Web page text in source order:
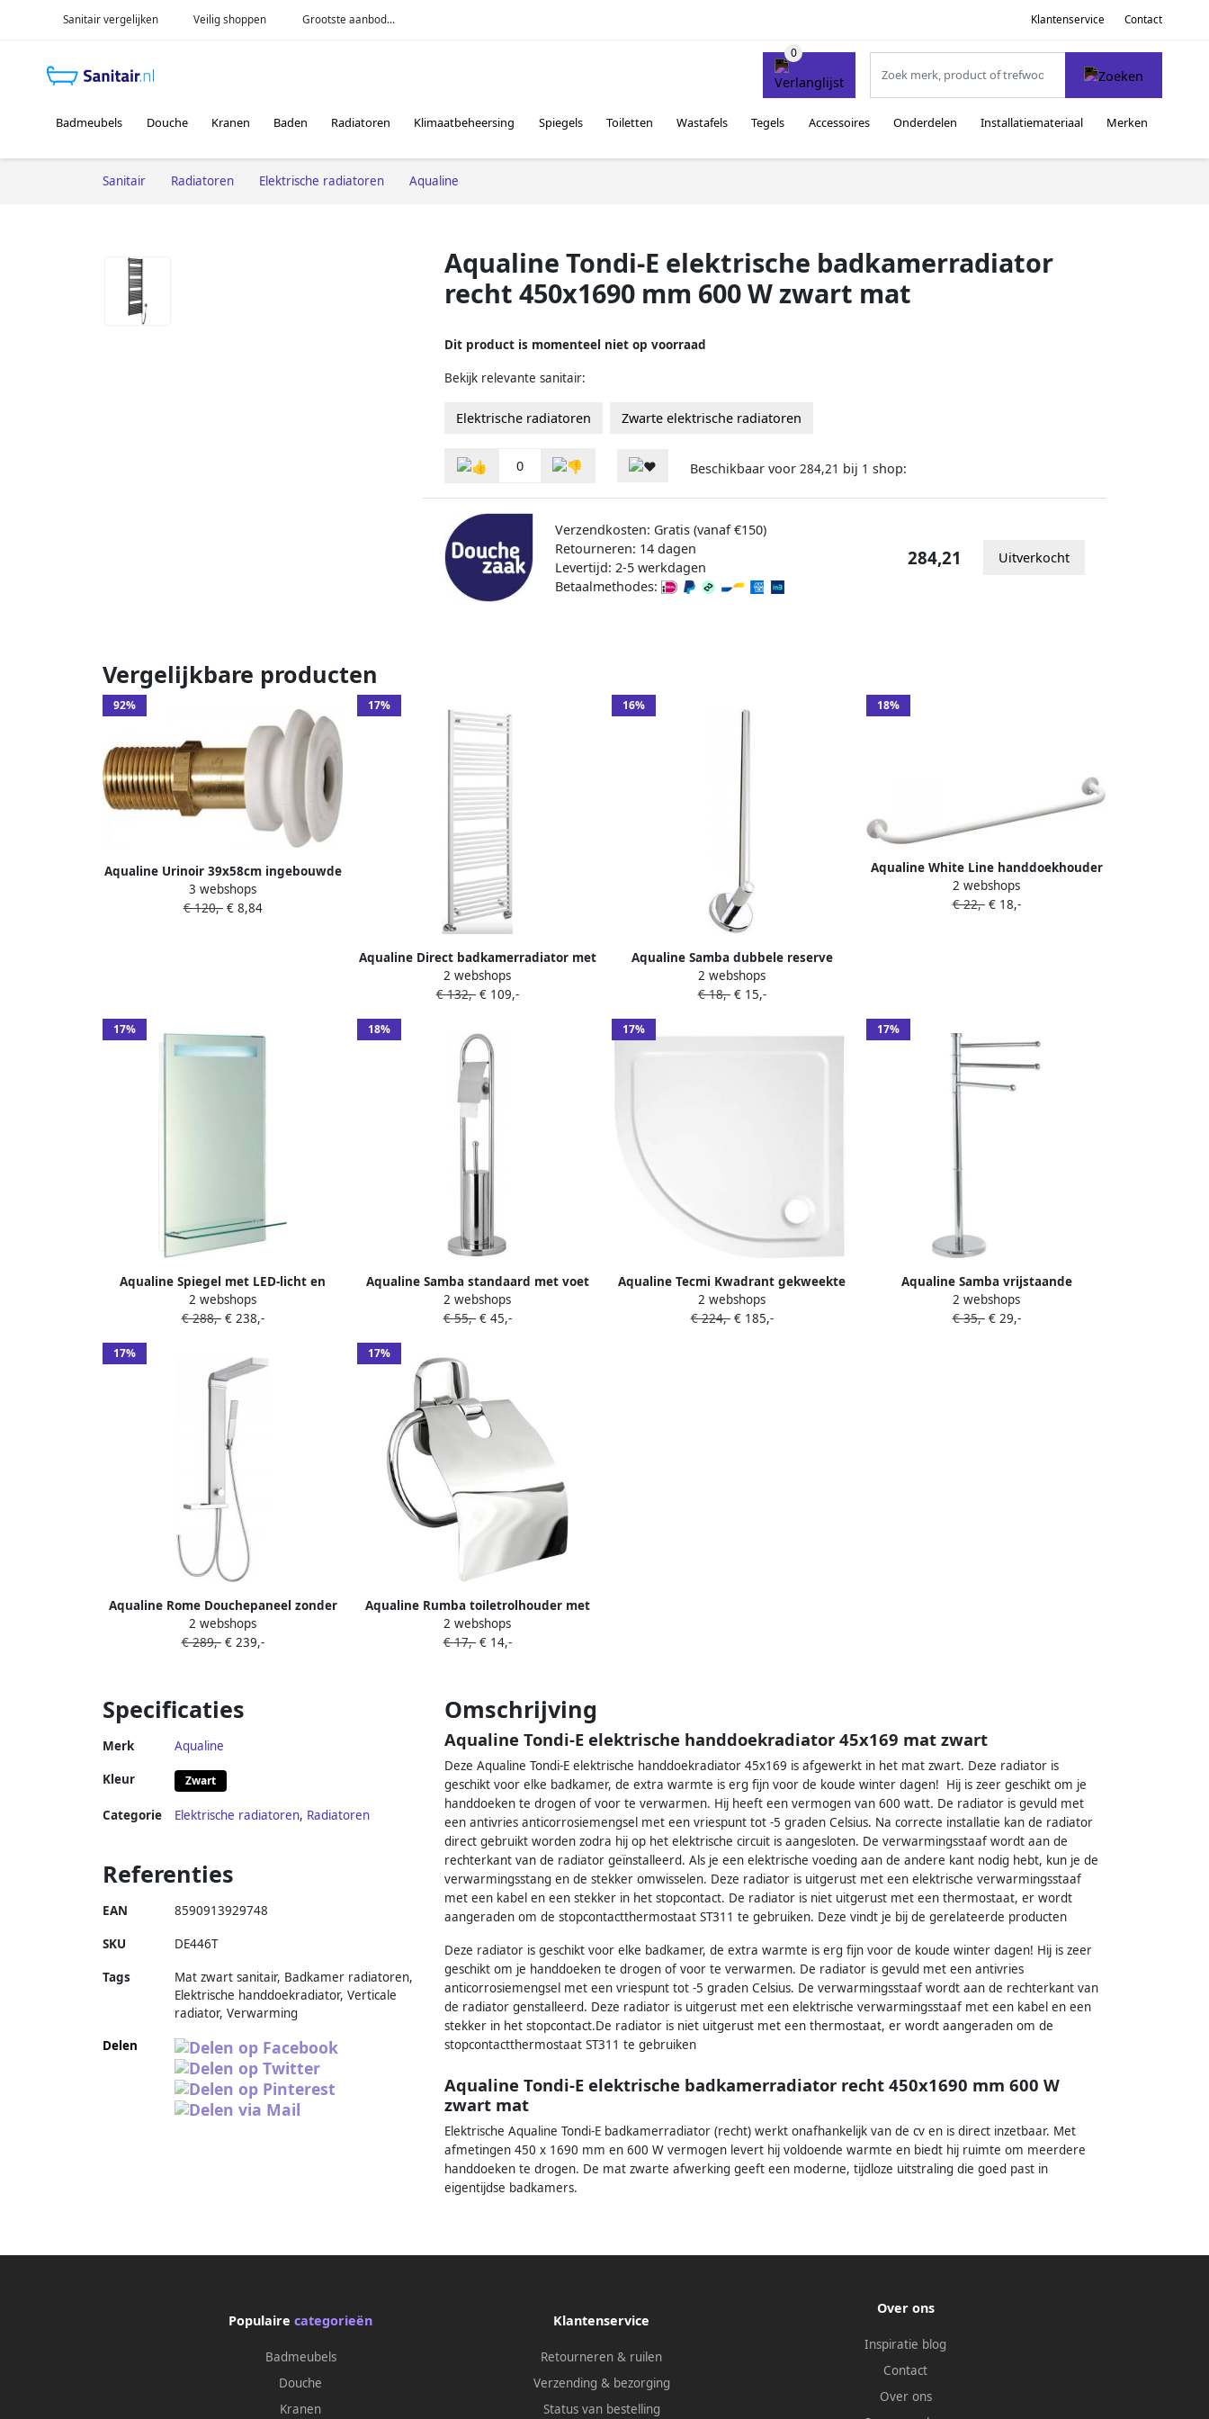
Sanitair vergelijken Veilig shoppen Grootste aanbod... Klantenservice Contact
Badmeubels Douche Kranen Baden Radiatoren Klimaatbeheersing Spiegels Toiletten Wastafels Tegels Accessoires Onderdelen Installatiemateriaal Merken
Sanitair Radiatoren Elektrische radiatoren Aqualine
Aqualine Tondi-E elektrische badkamerradiator
recht 450x1690 mm 600 W zwart mat
Dit product is momenteel niet op voorraad
Bekijk relevante sanitair:
Elektrische radiatoren Zwarte elektrische radiatoren
0 Beschikbaar voor 284,21 bij 1 shop:
Verzendkosten: Gratis (vanaf €150)
Retourneren: 14 dagen
Levertijd: 2-5 werkdagen
Betaalmethodes:
284,21 Uitverkocht
Vergelijkbare producten
92%
Aqualine Urinoir 39x58cm ingebouwde
toevoer en afvoer incl. sifon (2670-DS)
3 webshops
€ 120,-€ 8,84
17%
Aqualine Direct badkamerradiator met
zijaansluiting 600x1680 mm wit
2 webshops
€ 132,-€ 109,-
16%
Aqualine Samba dubbele reserve
toiletrolhouder chroom
2 webshops
€ 18,-€ 15,-
18%
Aqualine White Line handdoekhouder
60 cm metal wit
2 webshops
€ 22,-€ 18,-
17%
Aqualine Spiegel met LED-licht en
plank 50x80cm tuimelschakelaar
2 webshops
€ 288,-€ 238,-
18%
Aqualine Samba standaard met voet
toiletborstel en toiletrolhouder chroom
2 webshops
€ 55,-€ 45,-
17%
Aqualine Tecmi Kwadrant gekweekte
marmeren douchebak 90x90x3cm R55
2 webshops
€ 224,-€ 185,-
17%
Aqualine Samba vrijstaande
badhanddoekhouder 85cm RVS
2 webshops
€ 35,-€ 29,-
17%
Aqualine Rome Douchepaneel zonder
mengkraan aluMinium
2 webshops
€ 289,-€ 239,-
17%
Aqualine Rumba toiletrolhouder met
deksel chroom
2 webshops
€ 17,-€ 14,-
Specificaties
Merk Aqualine
Kleur Zwart
Categorie Elektrische radiatoren, Radiatoren
Omschrijving
Aqualine Tondi-E elektrische handdoekradiator 45x169 mat zwart
Deze Aqualine Tondi-E elektrische handdoekradiator 45x169 is afgewerkt in het mat zwart. Deze radiator is
geschikt voor elke badkamer, de extra warmte is erg fijn voor de koude winter dagen! Hij is zeer geschikt om je
handdoeken te drogen of voor te verwarmen. Hij heeft een vermogen van 600 watt. De radiator is gevuld met
een antivries anticorrosiemengsel met een vriespunt tot -5 graden Celsius. Na correcte installatie kan de radiator
direct gebruikt worden zodra hij op het elektrische circuit is aangesloten. De verwarmingsstaaf wordt aan de
rechterkant van de radiator geïnstalleerd. Als je een elektrische voeding aan de andere kant nodig hebt, kun je de
verwarmingsstang en de stekker omwisselen. Deze radiator is uitgerust met een elektrische verwarmingsstaaf
met een kabel en een stekker in het stopcontact. De radiator is niet uitgerust met een thermostaat, er wordt
aangeraden om de stopcontactthermostaat ST311 te gebruiken. Deze vindt je bij de gerelateerde producten
Deze radiator is geschikt voor elke badkamer, de extra warmte is erg fijn voor de koude winter dagen! Hij is zeer
geschikt om je handdoeken te drogen of voor te verwarmen. De radiator is gevuld met een antivries
anticorrosiemengsel met een vriespunt tot -5 graden Celsius. De verwarmingsstaaf wordt aan de rechterkant van
de radiator genstalleerd. Deze radiator is uitgerust met een elektrische verwarmingsstaaf met een kabel en een
stekker in het stopcontact.De radiator is niet uitgerust met een thermostaat, er wordt aangeraden om de
stopcontactthermostaat ST311 te gebruiken
Aqualine Tondi-E elektrische badkamerradiator recht 450x1690 mm 600 W
zwart mat
Elektrische Aqualine Tondi-E badkamerradiator (recht) werkt onafhankelijk van de cv en is direct inzetbaar. Met
afmetingen 450 x 1690 mm en 600 W vermogen levert hij voldoende warmte en biedt hij ruimte om meerdere
handdoeken te drogen. De mat zwarte afwerking geeft een moderne, tijdloze uitstraling die goed past in
eigentijdse badkamers.
Referenties
EAN 8590913929748
SKU DE446T
Tags
Mat zwart sanitair, Badkamer radiatoren,
Elektrische handdoekradiator, Verticale
radiator, Verwarming
Delen
Populaire categorieën
Badmeubels
Douche
Kranen
Klantenservice
Retourneren & ruilen
Verzending & bezorging
Status van bestelling
Over ons
Inspiratie blog
Contact
Over ons